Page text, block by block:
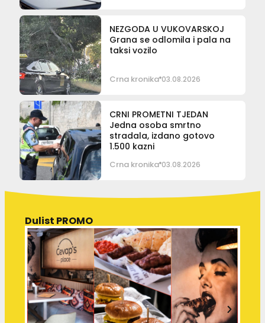
NEZGODA U VUKOVARSKOJ
Grana se odlomila i pala na
taksi vozilo
Crna kronika 03.08.2026
CRNI PROMETNI TJEDAN
Jedna osoba smrtno
stradala, izdano gotovo
1.500 kazni
Crna kronika 03.08.2026
Dulist PROMO